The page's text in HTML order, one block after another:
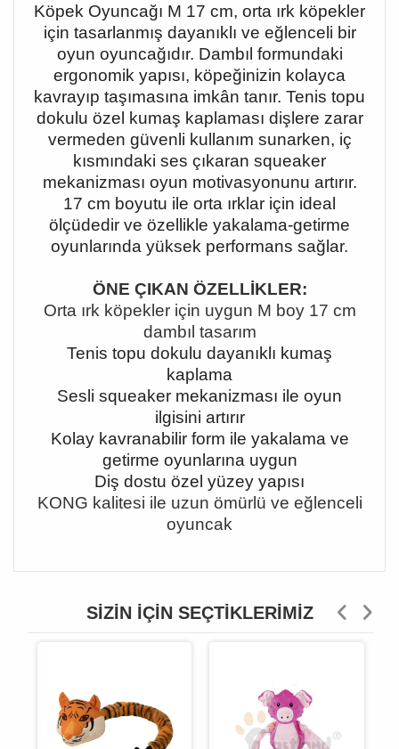
Köpek Oyuncağı M 17 cm, orta ırk köpekler
için tasarlanmış dayanıklı ve eğlenceli bir
oyun oyuncağıdır. Dambıl formundaki
ergonomik yapısı, köpeğinizin kolayca
kavrayıp taşımasına imkân tanır. Tenis topu
dokulu özel kumaş kaplaması dişlere zarar
vermeden güvenli kullanım sunarken, iç
kısmındaki ses çıkaran squeaker
mekanizması oyun motivasyonunu artırır.
17 cm boyutu ile orta ırklar için ideal
ölçüdedir ve özellikle yakalama-getirme
oyunlarında yüksek performans sağlar.
ÖNE ÇIKAN ÖZELLİKLER:
Orta ırk köpekler için uygun M boy 17 cm
dambıl tasarım
Tenis topu dokulu dayanıklı kumaş
kaplama
Sesli squeaker mekanizması ile oyun
ilgisini artırır
Kolay kavranabilir form ile yakalama ve
getirme oyunlarına uygun
Diş dostu özel yüzey yapısı
KONG kalitesi ile uzun ömürlü ve eğlenceli
oyuncak
SIZIN İÇIN SEÇTIKLERIMIZ